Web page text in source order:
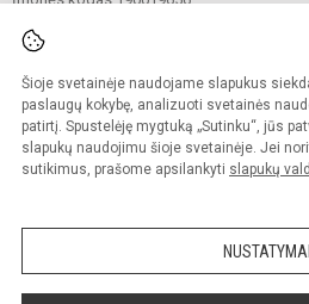
Šioje svetainėje naudojame slapukus
paslaugų kokybę, analizuoti svetainės
patirtį. Spustelėję mygtuką „Sutinku“, jūs
slapukų naudojimu šioje svetainėje. Jei
sutikimus, prašome apsilankyti slapukų
NUSTATYMAI
© 2024. Vilniaus lopšelis-darželis
Kopijuoti turinį be raštiško įstaigos
Prieinamumo paraiška
Sumanus būdas atnaujinti